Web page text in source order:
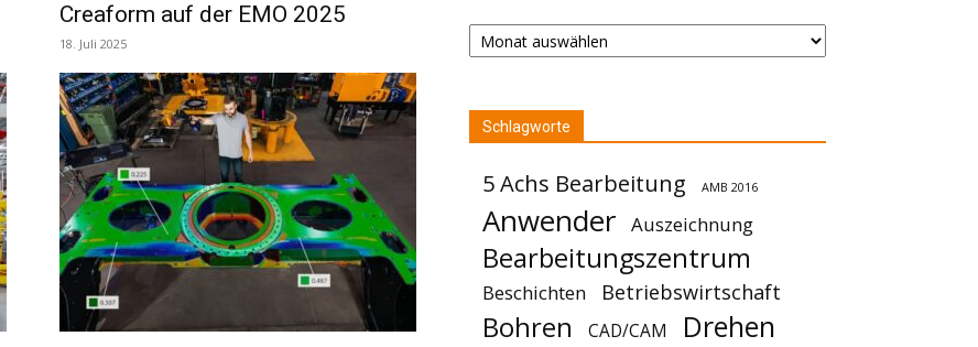
Creaform auf der EMO 2025
18. Juli 2025
Archiv
Schlagworte
5 Achs Bearbeitung AMB 2016
Anwender Auszeichnung
Bearbeitungszentrum
Beschichten Betriebswirtschaft
Bohren CAD/CAM Drehen